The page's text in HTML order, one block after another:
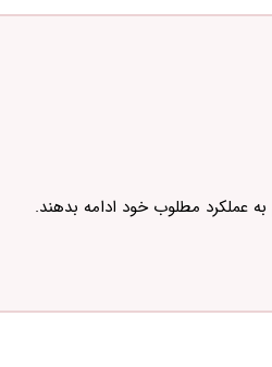
عملکرد مطلوب خود ادامه بدهند.